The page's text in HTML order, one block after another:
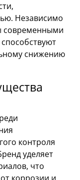
Независимо
современными
снижению
контроля
уделяет
что